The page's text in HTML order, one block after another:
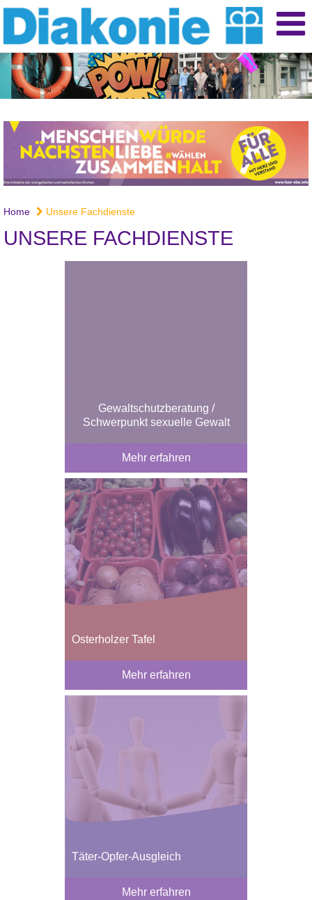
Home Unsere Fachdienste
UNSERE FACHDIENSTE
Gewaltschutzberatung /
Schwerpunkt sexuelle Gewalt
Mehr erfahren
Osterholzer Tafel
Mehr erfahren
Täter-Opfer-Ausgleich
Mehr erfahren